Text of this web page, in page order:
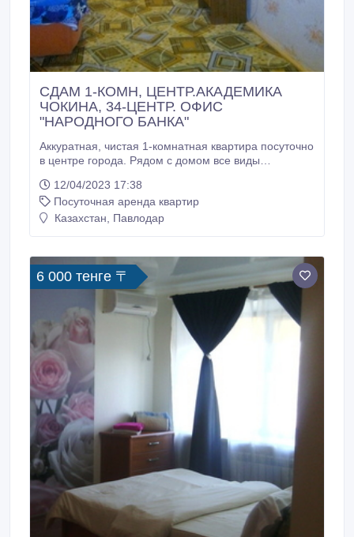
СДАМ 1-КОМН, ЦЕНТР.АКАДЕМИКА
ЧОКИНА, 34-ЦЕНТР. ОФИС
"НАРОДНОГО БАНКА"
Аккуратная, чистая 1-комнатная квартира посуточно
в центре города. Рядом с домом все виды
банк, Альянс, супермаркет "Атриум", Интернет-
кафе, рынки-Затонский и Асыл, круглосуточные
магазины. Автостоянка во дворе. Квартира очень
12/04/2023 17:38
Посуточная аренда квартир
Казахстан, Павлодар
6 000 тенге 〒